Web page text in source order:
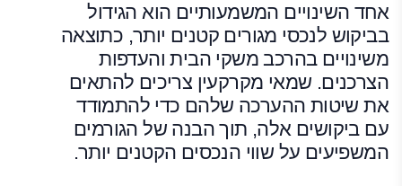
אחד השינויים המשמעותיים הוא הגידול
בביקוש לנכסי מגורים קטנים יותר, כתוצאה
משינויים בהרכב משקי הבית והעדפות
הצרכנים. שמאי מקרקעין צריכים להתאים
את שיטות ההערכה שלהם כדי להתמודד
עם ביקושים אלה, תוך הבנה של הגורמים
המשפיעים על שווי הנכסים הקטנים יותר.